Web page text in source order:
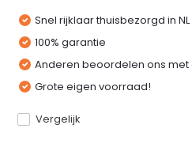
Snel rijklaar thuisbezorgd in NL
100% garantie
Anderen beoordelen ons met
Grote eigen voorraad!
Vergelijk